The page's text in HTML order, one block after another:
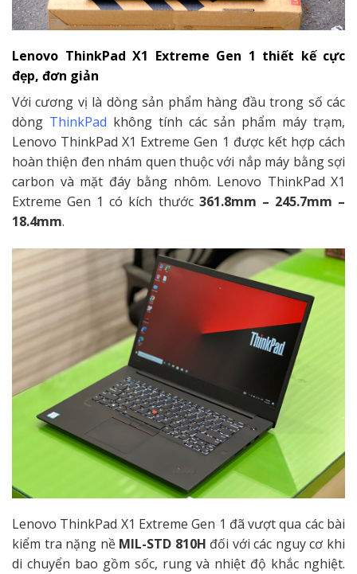
Lenovo ThinkPad X1 Extreme Gen 1 thiết kế cực
đẹp, đơn giản
Với cương vị là dòng sản phẩm hàng đầu trong số các
dòng ThinkPad không tính các sản phẩm máy trạm,
Lenovo ThinkPad X1 Extreme Gen 1 được kết hợp cách
hoàn thiện đen nhám quen thuộc với nắp máy bằng sợi
carbon và mặt đáy bằng nhôm. Lenovo ThinkPad X1
Extreme Gen 1 có kích thước 361.8mm – 245.7mm –
18.4mm.
Lenovo ThinkPad X1 Extreme Gen 1 đã vượt qua các bài
kiểm tra nặng nềMIL-STD 810H đối với các nguy cơ khi
di chuyển bao gồm sốc, rung và nhiệt độ khắc nghiệt.